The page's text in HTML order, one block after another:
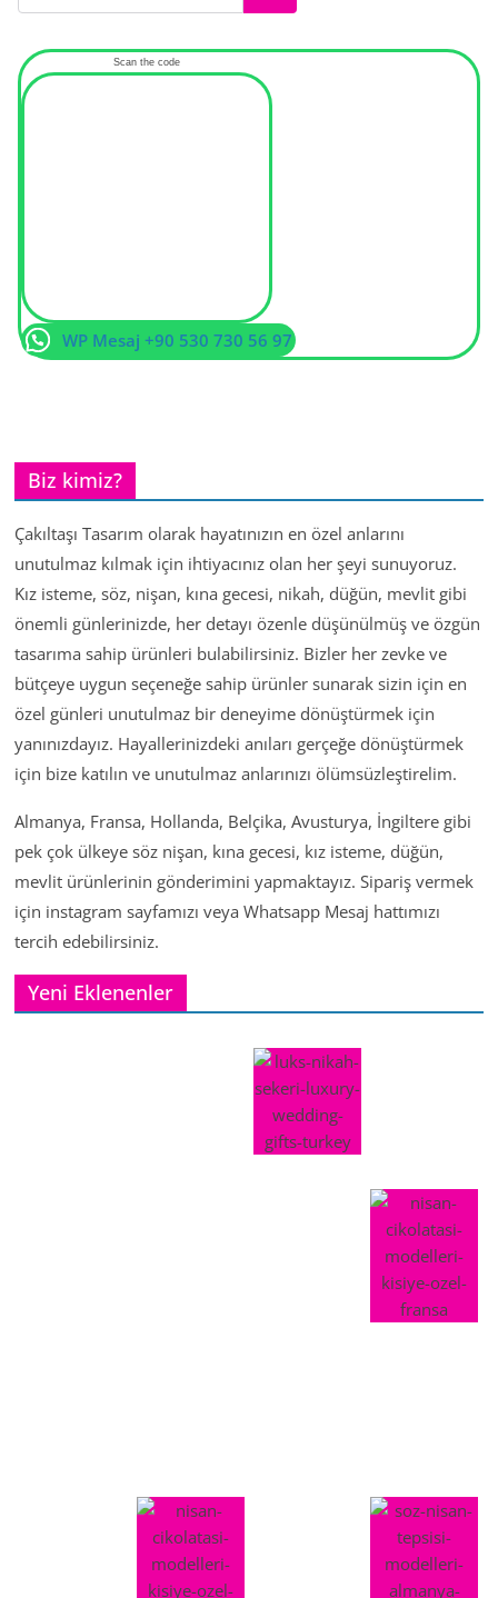
Scan the code
WP Mesaj +90 530 730 56 97
Biz kimiz?
Çakıltaşı Tasarım olarak hayatınızın en özel anlarını
unutulmaz kılmak için ihtiyacınız olan her şeyi sunuyoruz.
Kız isteme, söz, nişan, kına gecesi, nikah, düğün, mevlit gibi
önemli günlerinizde, her detayı özenle düşünülmüş ve özgün
tasarıma sahip ürünleri bulabilirsiniz. Bizler her zevke ve
bütçeye uygun seçeneğe sahip ürünler sunarak sizin için en
özel günleri unutulmaz bir deneyime dönüştürmek için
yanınızdayız. Hayallerinizdeki anıları gerçeğe dönüştürmek
için bize katılın ve unutulmaz anlarınızı ölümsüzleştirelim.
Almanya, Fransa, Hollanda, Belçika, Avusturya, İngiltere gibi
pek çok ülkeye söz nişan, kına gecesi, kız isteme, düğün,
mevlit ürünlerinin gönderimini yapmaktayız. Sipariş vermek
için instagram sayfamızı veya Whatsapp Mesaj hattımızı
tercih edebilirsiniz.
Yeni Eklenenler